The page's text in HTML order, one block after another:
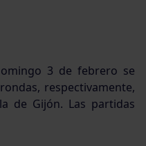
3 de febrero se
respectivamente,
de Gijón. Las partidas